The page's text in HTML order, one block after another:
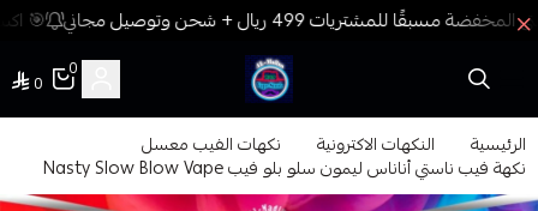
🎯
فيب المدينة
0
0
الرئيسية النكهات الاكترونية نكهات الفيب معسل
نكهة فيب ناستي أناناس ليمون سلو بلو فيب Nasty Slow Blow Vape